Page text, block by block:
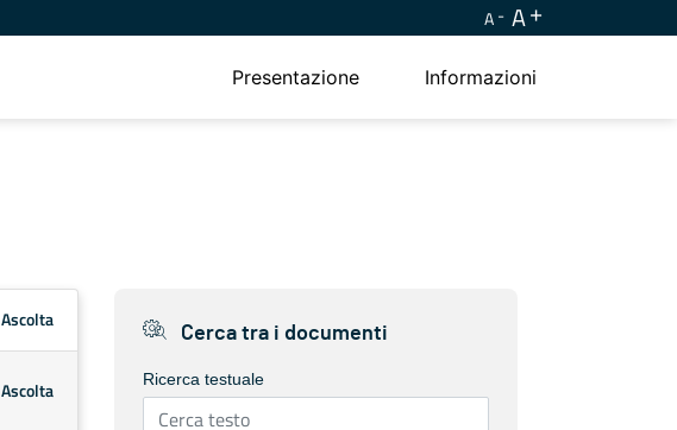
A A
Presentazione Informazioni
Ascolta
Ascolta
Cerca tra i documenti
Ricerca testuale